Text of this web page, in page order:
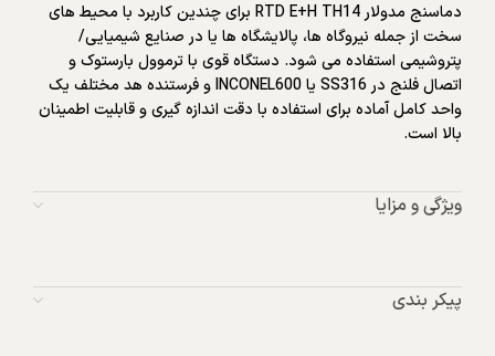
دماسنج مدولار RTD E+H TH14 برای چندین کاربرد با محیط های
سخت از جمله نیروگاه ها، پالایشگاه ها یا در صنایع شیمیایی/
پتروشیمی استفاده می شود. دستگاه قوی با ترموول بارستوک و
اتصال فلنج در SS316 یا INCONEL600 و فرستنده هد مختلف یک
واحد کامل آماده برای استفاده با دقت اندازه گیری و قابلیت اطمینان
بالا است.
ویژگی و مزایا
پیکر بندی